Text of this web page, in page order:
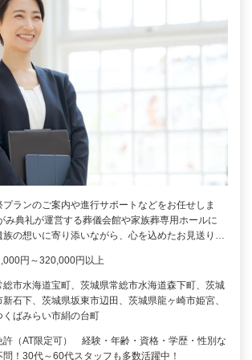
プランのご案内や進行サポートなどをお任せしま
み典礼が運営する葬儀会館や家族葬専用ホールに
族の想いに寄り添いながら、心を込めたお見送り…
円～320,000円以上
総市水海道宝町、茨城県常総市水海道森下町、茨城
新石下、茨城県坂東市辺田、茨城県龍ヶ崎市姫宮、
くばみらい市絹の台町
許（AT限定可） 経験・年齢・資格・学歴・性別な
問！30代～60代スタッフも多数活躍中！